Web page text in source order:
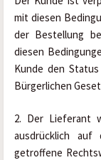
mit diesen
der Bestellung
diesen
Kunde den
Bürgerlichen
2. Der Lieferant
ausdrücklich
getroffene